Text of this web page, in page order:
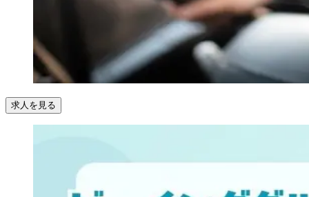
求人を見る